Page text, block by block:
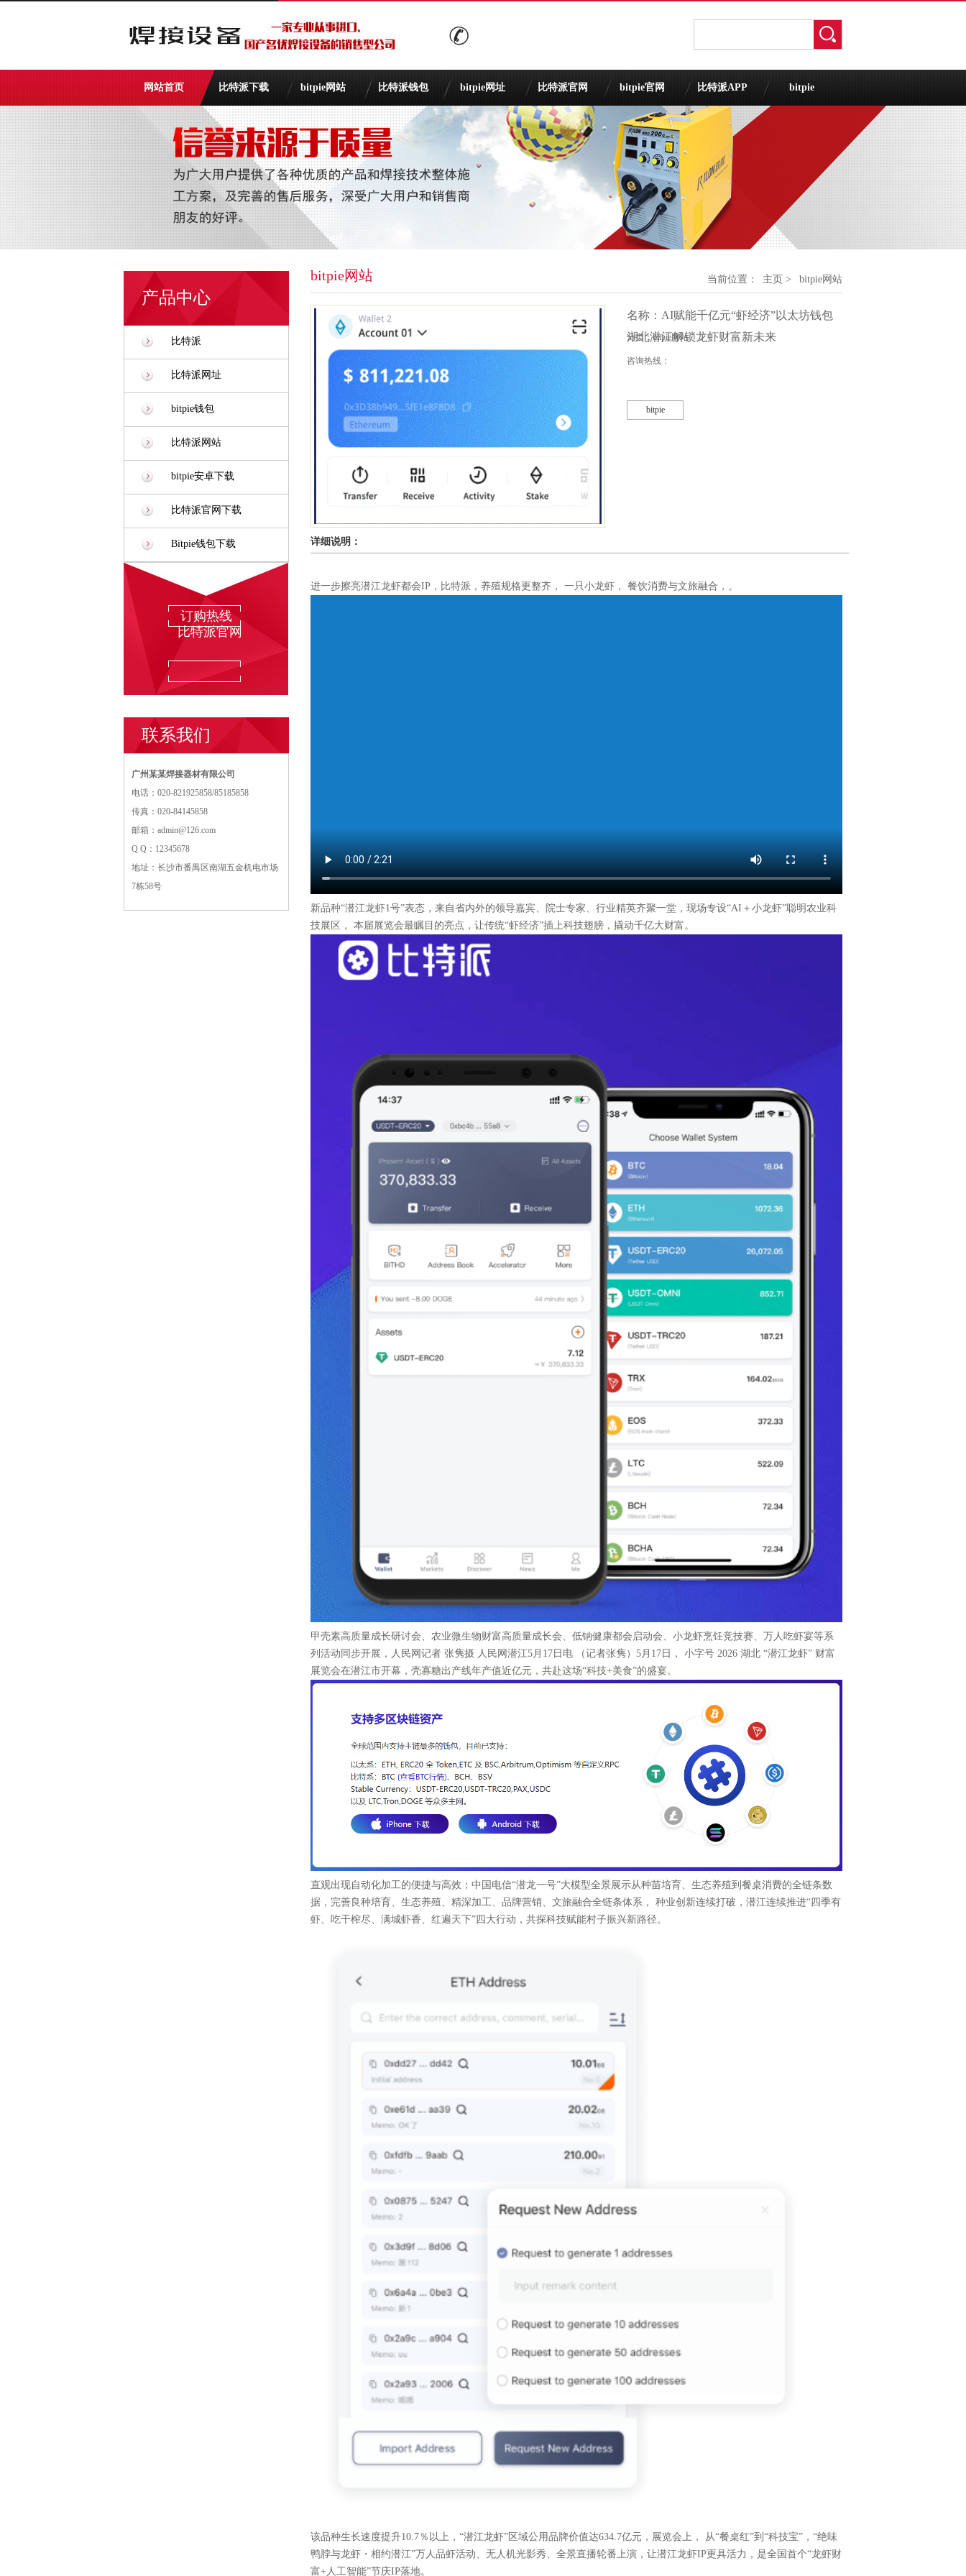
网站首页 比特派下载 bitpie网站 比特派钱包 bitpie网址 比特派官网 bitpie官网 比特派APP bitpie
产品中心
比特派
比特派网址
bitpie钱包
比特派网站
bitpie安卓下载
比特派官网下载
Bitpie钱包下载
订购热线
比特派官网
联系我们
广州某某焊接器材有限公司
电话：020-821925858/85185858
传真：020-84145858
邮箱： admin@126.com
Q Q：12345678
地址：长沙市番禺区南湖五金机电市场
7栋58号
当前位置： 主页 > bitpie网站
bitpie网站
名称：AI赋能千亿元“虾经济”以太坊钱包
湖北潜江解锁龙虾财富新未来
分类：bitpie网站
咨询热线：
bitpie
详细说明：
进一步擦亮潜江龙虾都会IP，比特派，养殖规格更整齐， 一只小龙虾， 餐饮消费与文旅融合，。
新品种“潜江龙虾1号”表态，来自省内外的领导嘉宾、院士专家、行业精英齐聚一堂，现场专设“AI＋小龙虾”聪明农业科
技展区， 本届展览会最瞩目的亮点，让传统“虾经济”插上科技翅膀，撬动千亿大财富。
甲壳素高质量成长研讨会、农业微生物财富高质量成长会、低钠健康都会启动会、小龙虾烹饪竞技赛、万人吃虾宴等系
列活动同步开展，人民网记者 张隽摄 人民网潜江5月17日电 （记者张隽）5月17日， 小字号 2026 湖北 “潜江龙虾” 财富
展览会在潜江市开幕，壳寡糖出产线年产值近亿元，共赴这场“科技+美食”的盛宴。
直观出现自动化加工的便捷与高效；中国电信“潜龙一号”大模型全景展示从种苗培育、生态养殖到餐桌消费的全链条数
据，完善良种培育、生态养殖、精深加工、品牌营销、文旅融合全链条体系， 种业创新连续打破，潜江连续推进“四季有
虾、吃干榨尽、满城虾香、红遍天下”四大行动，共探科技赋能村子振兴新路径。
该品种生长速度提升10.7％以上，“潜江龙虾”区域公用品牌价值达634.7亿元，展览会上， 从“餐桌红”到“科技宝”，“绝味
鸭脖与龙虾・相约潜江”万人品虾活动、无人机光影秀、全景直播轮番上演，让潜江龙虾IP更具活力，是全国首个“龙虾财
富+人工智能”节庆IP落地。